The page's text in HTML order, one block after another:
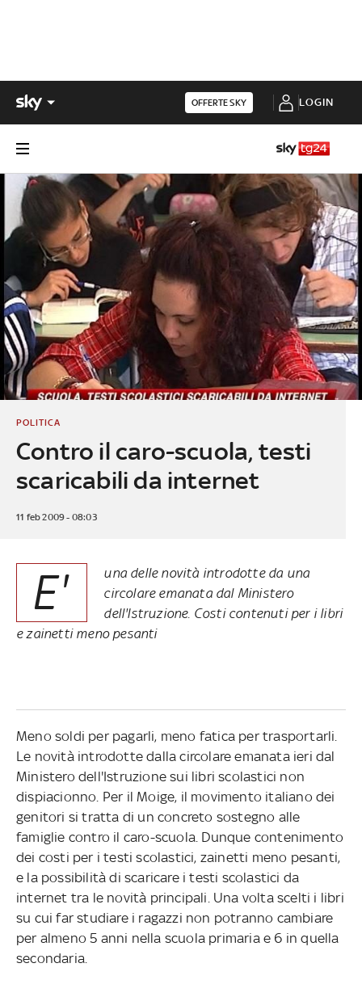
OFFERTE SKY LOGIN
Contro il caro-scuola, testi
scaricabili da internet
POLITICA
11 feb 2009 - 08:03
E'
una delle novità introdotte da una
circolare emanata dal Ministero
dell'Istruzione. Costi contenuti per i libri
e zainetti meno pesanti
Meno soldi per pagarli, meno fatica per trasportarli.
Le novità introdotte dalla circolare emanata ieri dal
Ministero dell'Istruzione sui libri scolastici non
dispiacionno. Per il Moige, il movimento italiano dei
genitori si tratta di un concreto sostegno alle
famiglie contro il caro-scuola. Dunque contenimento
dei costi per i testi scolastici, zainetti meno pesanti,
e la possibilità di scaricare i testi scolastici da
internet tra le novità principali. Una volta scelti i libri
su cui far studiare i ragazzi non potranno cambiare
per almeno 5 anni nella scuola primaria e 6 in quella
secondaria.